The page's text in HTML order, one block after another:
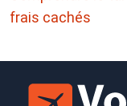
frais cachés